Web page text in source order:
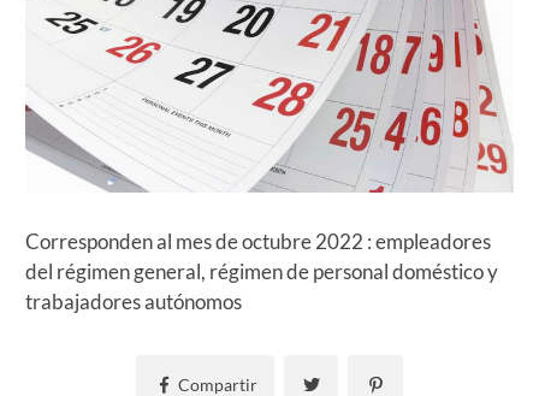
Corresponden al mes de octubre 2022 : empleadores
del régimen general, régimen de personal doméstico y
trabajadores autónomos
Compartir